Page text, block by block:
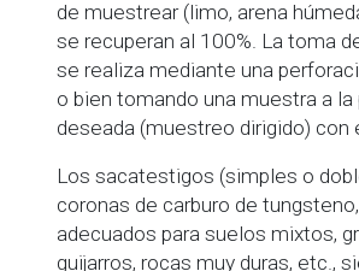
de muestrear (limo, arena
se recuperan al 100%. La toma
se realiza mediante una
o bien tomando una muestra a la
deseada (muestreo dirigido) con
Los sacatestigos (simples o
coronas de carburo de
adecuados para suelos mixtos,
guijarros, rocas muy duras, etc.,